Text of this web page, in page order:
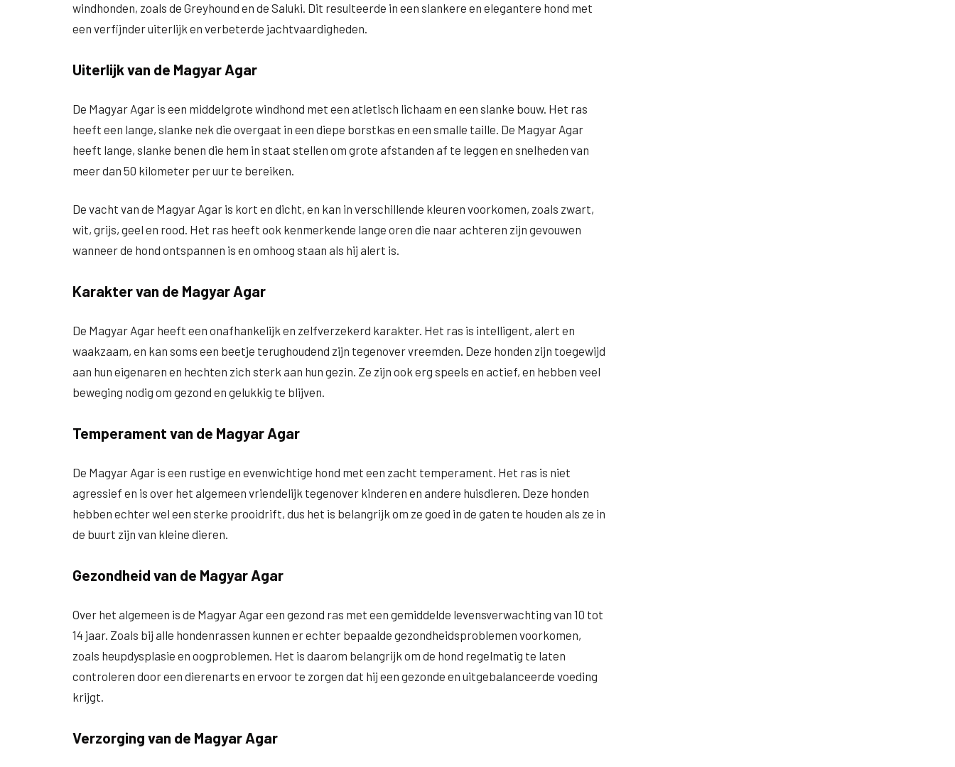
windhonden, zoals de Greyhound en de Saluki. Dit resulteerde in een slankere en elegantere hond met
een verfijnder uiterlijk en verbeterde jachtvaardigheden.
Uiterlijk van de Magyar Agar
De Magyar Agar is een middelgrote windhond met een atletisch lichaam en een slanke bouw. Het ras
heeft een lange, slanke nek die overgaat in een diepe borstkas en een smalle taille. De Magyar Agar
heeft lange, slanke benen die hem in staat stellen om grote afstanden af te leggen en snelheden van
meer dan 50 kilometer per uur te bereiken.
De vacht van de Magyar Agar is kort en dicht, en kan in verschillende kleuren voorkomen, zoals zwart,
wit, grijs, geel en rood. Het ras heeft ook kenmerkende lange oren die naar achteren zijn gevouwen
wanneer de hond ontspannen is en omhoog staan als hij alert is.
Karakter van de Magyar Agar
De Magyar Agar heeft een onafhankelijk en zelfverzekerd karakter. Het ras is intelligent, alert en
waakzaam, en kan soms een beetje terughoudend zijn tegenover vreemden. Deze honden zijn toegewijd
aan hun eigenaren en hechten zich sterk aan hun gezin. Ze zijn ook erg speels en actief, en hebben veel
beweging nodig om gezond en gelukkig te blijven.
Temperament van de Magyar Agar
De Magyar Agar is een rustige en evenwichtige hond met een zacht temperament. Het ras is niet
agressief en is over het algemeen vriendelijk tegenover kinderen en andere huisdieren. Deze honden
hebben echter wel een sterke prooidrift, dus het is belangrijk om ze goed in de gaten te houden als ze in
de buurt zijn van kleine dieren.
Gezondheid van de Magyar Agar
Over het algemeen is de Magyar Agar een gezond ras met een gemiddelde levensverwachting van 10 tot
14 jaar. Zoals bij alle hondenrassen kunnen er echter bepaalde gezondheidsproblemen voorkomen,
zoals heupdysplasie en oogproblemen. Het is daarom belangrijk om de hond regelmatig te laten
controleren door een dierenarts en ervoor te zorgen dat hij een gezonde en uitgebalanceerde voeding
krijgt.
Verzorging van de Magyar Agar